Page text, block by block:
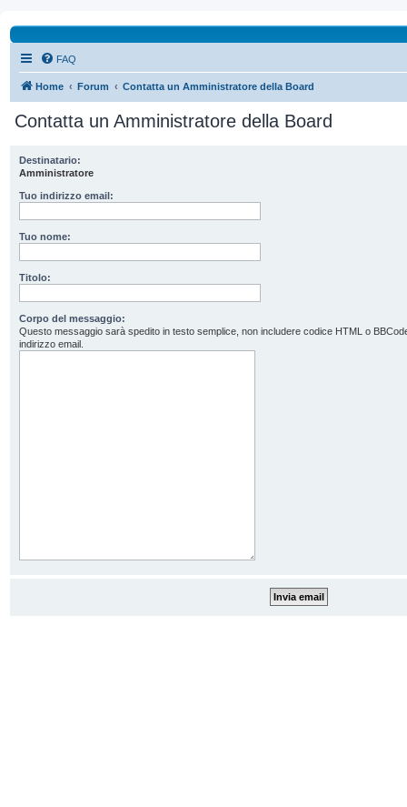
FAQ
Home Forum Contatta un Amministratore della Board
Contatta un Amministratore della Board
Destinatario:
Amministratore
Tuo indirizzo email:
Tuo nome:
Titolo:
Corpo del messaggio:
Questo messaggio sarà spedito in testo semplice, non includere codice HTML o
indirizzo email.